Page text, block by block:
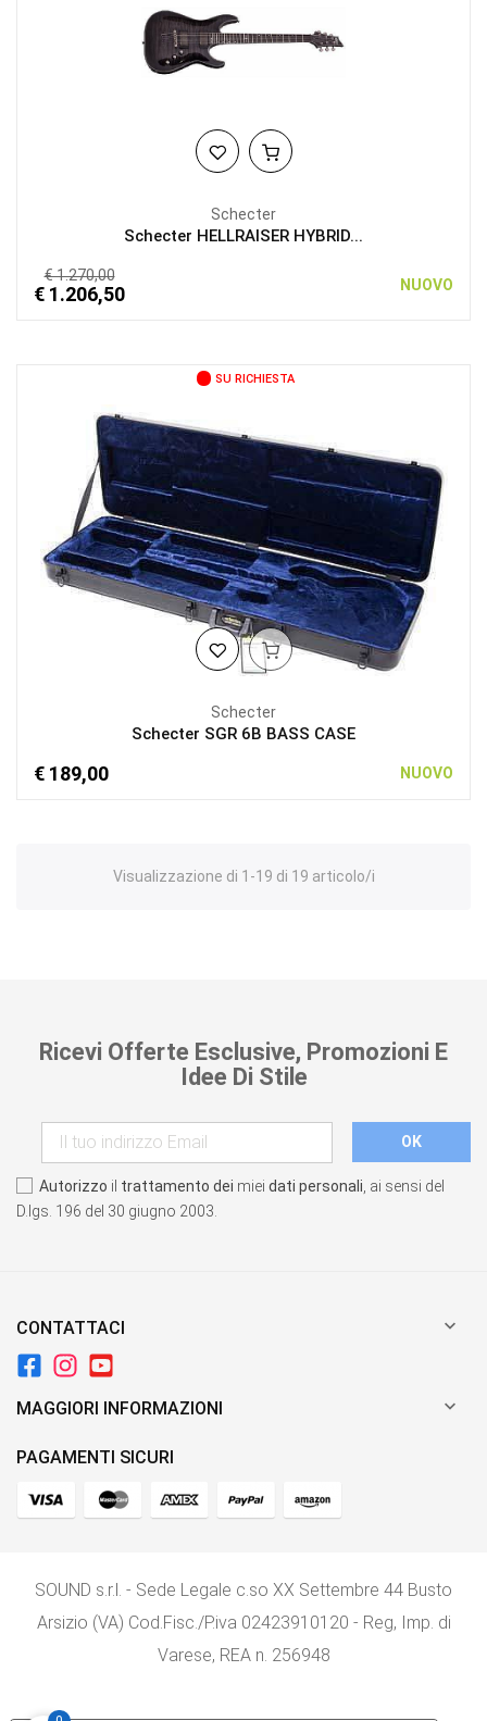
Schecter
Schecter HELLRAISER HYBRID...
€ 1.270,00
€ 1.206,50 NUOVO
SU RICHIESTA
Schecter
Schecter SGR 6B BASS CASE
€ 189,00 NUOVO
Visualizzazione di 1-19 di 19 articolo/i
Ricevi Offerte Esclusive, Promozioni E
Idee Di Stile
Autorizzo il trattamento dei miei dati personali , ai sensi del
D.lgs. 196 del 30 giugno 2003.
CONTATTACI 
MAGGIORI INFORMAZIONI 
PAGAMENTI SICURI
SOUND s.r.l. - Sede Legale c.so XX Settembre 44 Busto
Arsizio (VA) Cod.Fisc./P.iva 02423910120 - Reg, Imp. di
Varese, REA n. 256948